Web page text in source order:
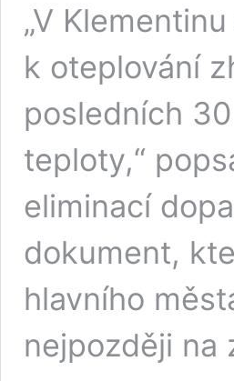
„V
k oteplování
posledních
teploty,“
eliminací
dokument,
hlavního
nejpozději na